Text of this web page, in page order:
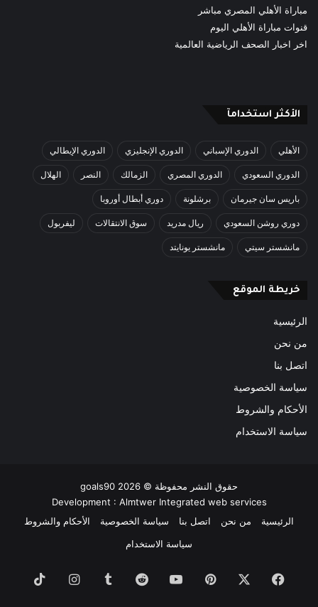
مباراة الأهلي المصري مباشر
قنوات مباراة الأهلي اليوم
اخر اخبار الصحف الرياضية العالمية
الأكثر استخدامآ
الأهلي الدوري الإسباني الدوري الإنجليزي الدوري الإيطالي
الدوري السعودي الدوري المصري الزمالك النصر الهلال
باريس سان جيرمان برشلونة دوري أبطال أوروبا
دوري روشن السعودي ريال مدريد سوق الانتقالات ليفربول
مانشستر سيتي مانشستر يونايتد
خريطة الموقع
الرئيسية
من نحن
اتصل بنا
سياسة الخصوصية
الأحكام والشروط
سياسة الاستخدام
حقوق النشر محفوظة © goals90 2026
Development : Almtwer Integrated web services
الرئيسية
من نحن اتصل بنا سياسة الخصوصية
الأحكام والشروط
سياسة الاستخدام
فيسبوك بينتيريست‫YouTube
‏Tumblr انستقرام